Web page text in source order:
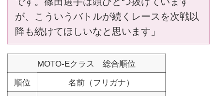
が、こういうバトルが続くレースを次戦以
降も続けてほしいなと思います」
MOTO-Eクラス 総合順位
順位
名前（フリガナ）